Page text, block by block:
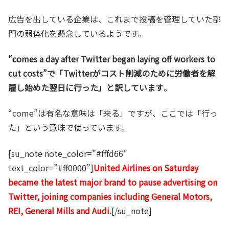
広告を出している企業は、これまで投稿を管理していた部
門の弱体化を懸念しているようです。
“comes a day after Twitter began laying off workers to
cut costs”で「Twitterがコスト削減のために労働者を解
雇し始めた翌日に行った」と訳しています。
“come”は有名な意味は「来る」ですが、ここでは「行っ
た」という意味で使っています。
[su_note note_color=”#fffd66″
text_color=”#ff0000”]United Airlines on Saturday
became the latest major brand to pause advertising on
Twitter, joining companies including General Motors,
REI, General Mills and Audi.[/su_note]